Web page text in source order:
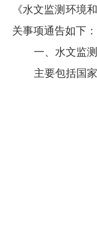
《水文监测环境
关事项通告如下：
一、 水文监
主要包括国